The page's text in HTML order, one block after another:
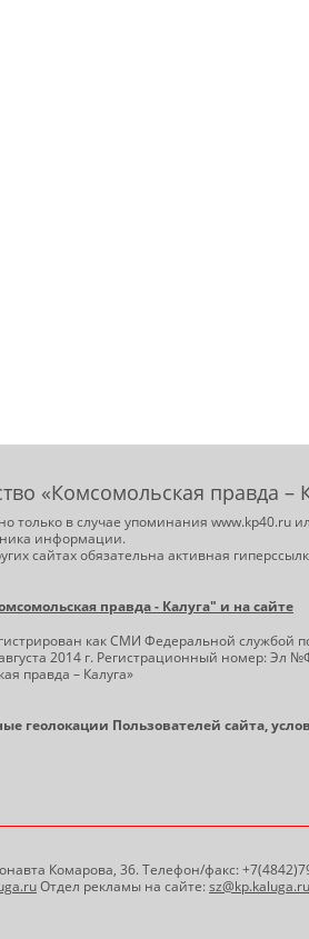
«Комсомольская правда –
только в случае упоминания www.kp40.ru
информации.
сайтах обязательна активная
правда - Калуга" и на сайте
как СМИ Федеральной службой
2014 г. Регистрационный номер: Эл
правда – Калуга»
геолокации Пользователей сайта,
Комарова, 36. Телефон/факс:
Отдел рекламы на сайте:sz@kp.kaluga.ru